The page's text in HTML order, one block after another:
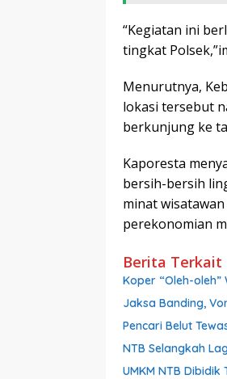
“Kegiatan ini
tingkat
Menurutnya,
lokasi tersebut
berkunjung ke
Kaporesta
bersih-bersih
minat
perekonomian
Berita Terkait
Koper “Oleh-oleh”
Jaksa Banding,
Pencari Belut
NTB Selangkah
UMKM NTB